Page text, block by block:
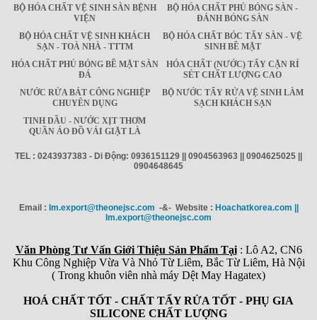
BỘ HÓA CHẤT VỆ SINH SÀN BỆNH
VIỆN
BỘ HÓA CHẤT PHỦ BÓNG SÀN -
ĐÁNH BÓNG SÀN
BỘ HÓA CHẤT VỆ SINH KHÁCH
SẠN - TOÀ NHÀ - TTTM
BỘ HÓA CHẤT BÓC TẨY SÀN - VỆ
SINH BỀ MẶT
HÓA CHẤT PHỦ BÓNG BỀ MẶT SÀN
ĐÁ
HÓA CHẤT (NƯỚC) TẨY CẶN RỈ
SÉT CHẤT LƯỢNG CAO
NƯỚC RỬA BÁT CÔNG NGHIỆP
CHUYÊN DỤNG
BỘ NƯỚC TẨY RỬA VỆ SINH LÀM
SẠCH KHÁCH SẠN
TINH DẦU - NƯỚC XỊT THƠM
QUẦN ÁO ĐỒ VẢI GIẶT LÀ
TEL : 0243937383 - Di Động: 0936151129 || 0904563963 || 0904625025 ||
0904648645
Email : Im.export@theonejsc.com -&- Website : Hoachatkorea.com ||
Im.export@theonejsc.com
Văn Phòng Tư Vấn Giới Thiệu Sản Phẩm Tại: Lô A2, CN6
Khu Công Nghiệp Vừa Và Nhỏ Từ Liêm, Bắc Từ Liêm, Hà Nội
( Trong khuôn viên nhà máy Dệt May Hagatex)
HOÁ CHẤT TỐT - CHẤT TẨY RỬA TỐT - PHỤ GIA
SILICONE CHẤT LƯỢNG